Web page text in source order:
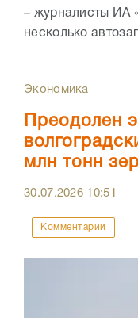
– журналисты ИА
несколько
Экономика
Преодолен
млн тонн
30.07.2026 10:51
Комментарии